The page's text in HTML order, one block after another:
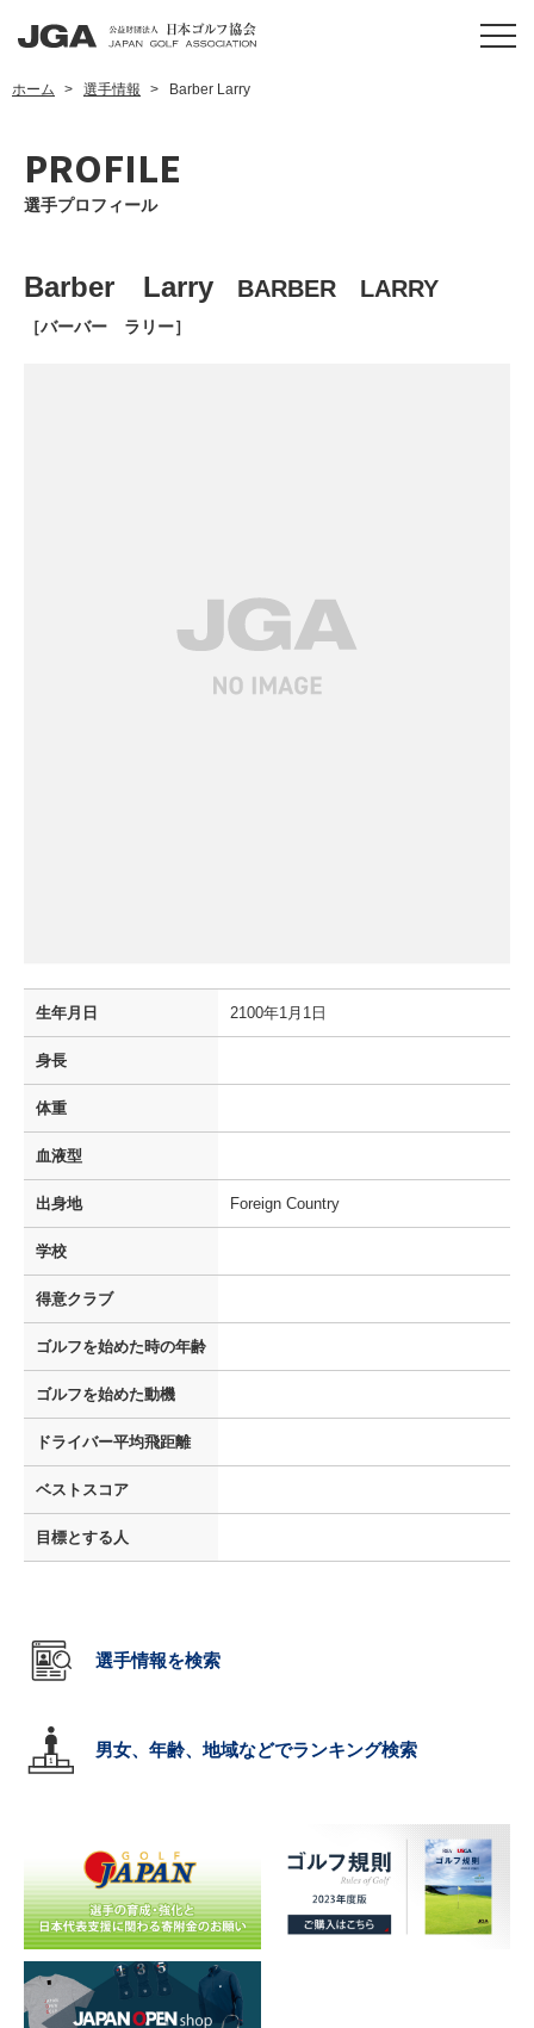
ホーム 選手情報 Barber Larry
PROFILE
選手プロフィール
Barber Larry BARBER LARRY
［バーバー ラリー］
生年月日 2100年1月1日
身長
体重
血液型
出身地 Foreign Country
学校
得意クラブ
ゴルフを始めた時の年齢
ゴルフを始めた動機
ドライバー平均飛距離
ベストスコア
目標とする人
選手情報を検索
男女、年齢、地域などでランキング検索